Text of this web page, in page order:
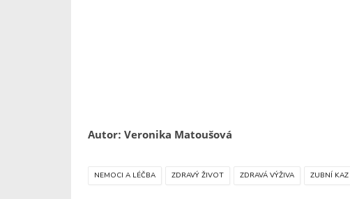
Autor: Veronika Matoušová
NEMOCI A LÉČBA ZDRAVÝ ŽIVOT ZDRAVÁ VÝŽIVA ZUBNÍ KAZ